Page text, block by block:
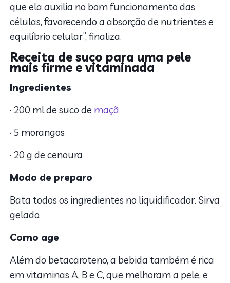
que ela auxilia no bom funcionamento das
células, favorecendo a absorção de nutrientes e
equilíbrio celular”, finaliza.
Receita de suco para uma pele
mais firme e vitaminada
Ingredientes
· 200 ml de suco de maçã
· 5 morangos
· 20 g de cenoura
Modo de preparo
Bata todos os ingredientes no liquidificador. Sirva
gelado.
Como age
Além do betacaroteno, a bebida também é rica
em vitaminas A, B e C, que melhoram a pele, e